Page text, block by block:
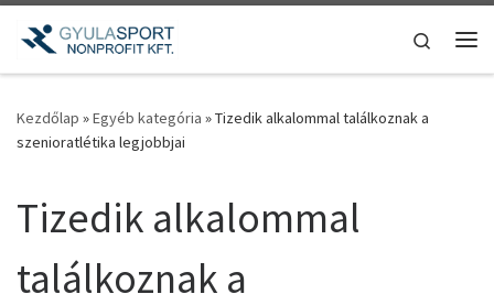
Teljes tartalom megjelenítése
Search
Kezdőlap »Egyéb kategória »Tizedik alkalommal találkoznak a
szenioratlétika legjobbjai
Tizedik alkalommal
találkoznak a